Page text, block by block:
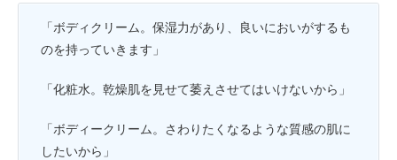
「ボディクリーム。保湿力があり、良いにおいがするも
のを持っていきます」
「化粧水。乾燥肌を見せて萎えさせてはいけないから」
「ボディークリーム。さわりたくなるような質感の肌に
したいから」